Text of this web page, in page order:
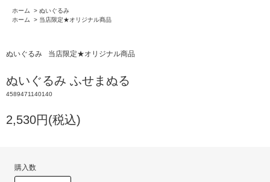
ホーム > ぬいぐるみ
ホーム
> 当店限定★オリジナル商品
ぬいぐるみ 当店限定★オリジナル商品
ぬいぐるみ ふせまぬる
4589471140140
2,530円(税込)
購入数